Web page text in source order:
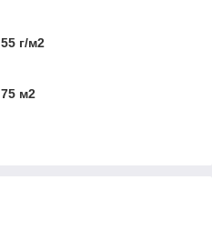
55 г/м2
75 м2